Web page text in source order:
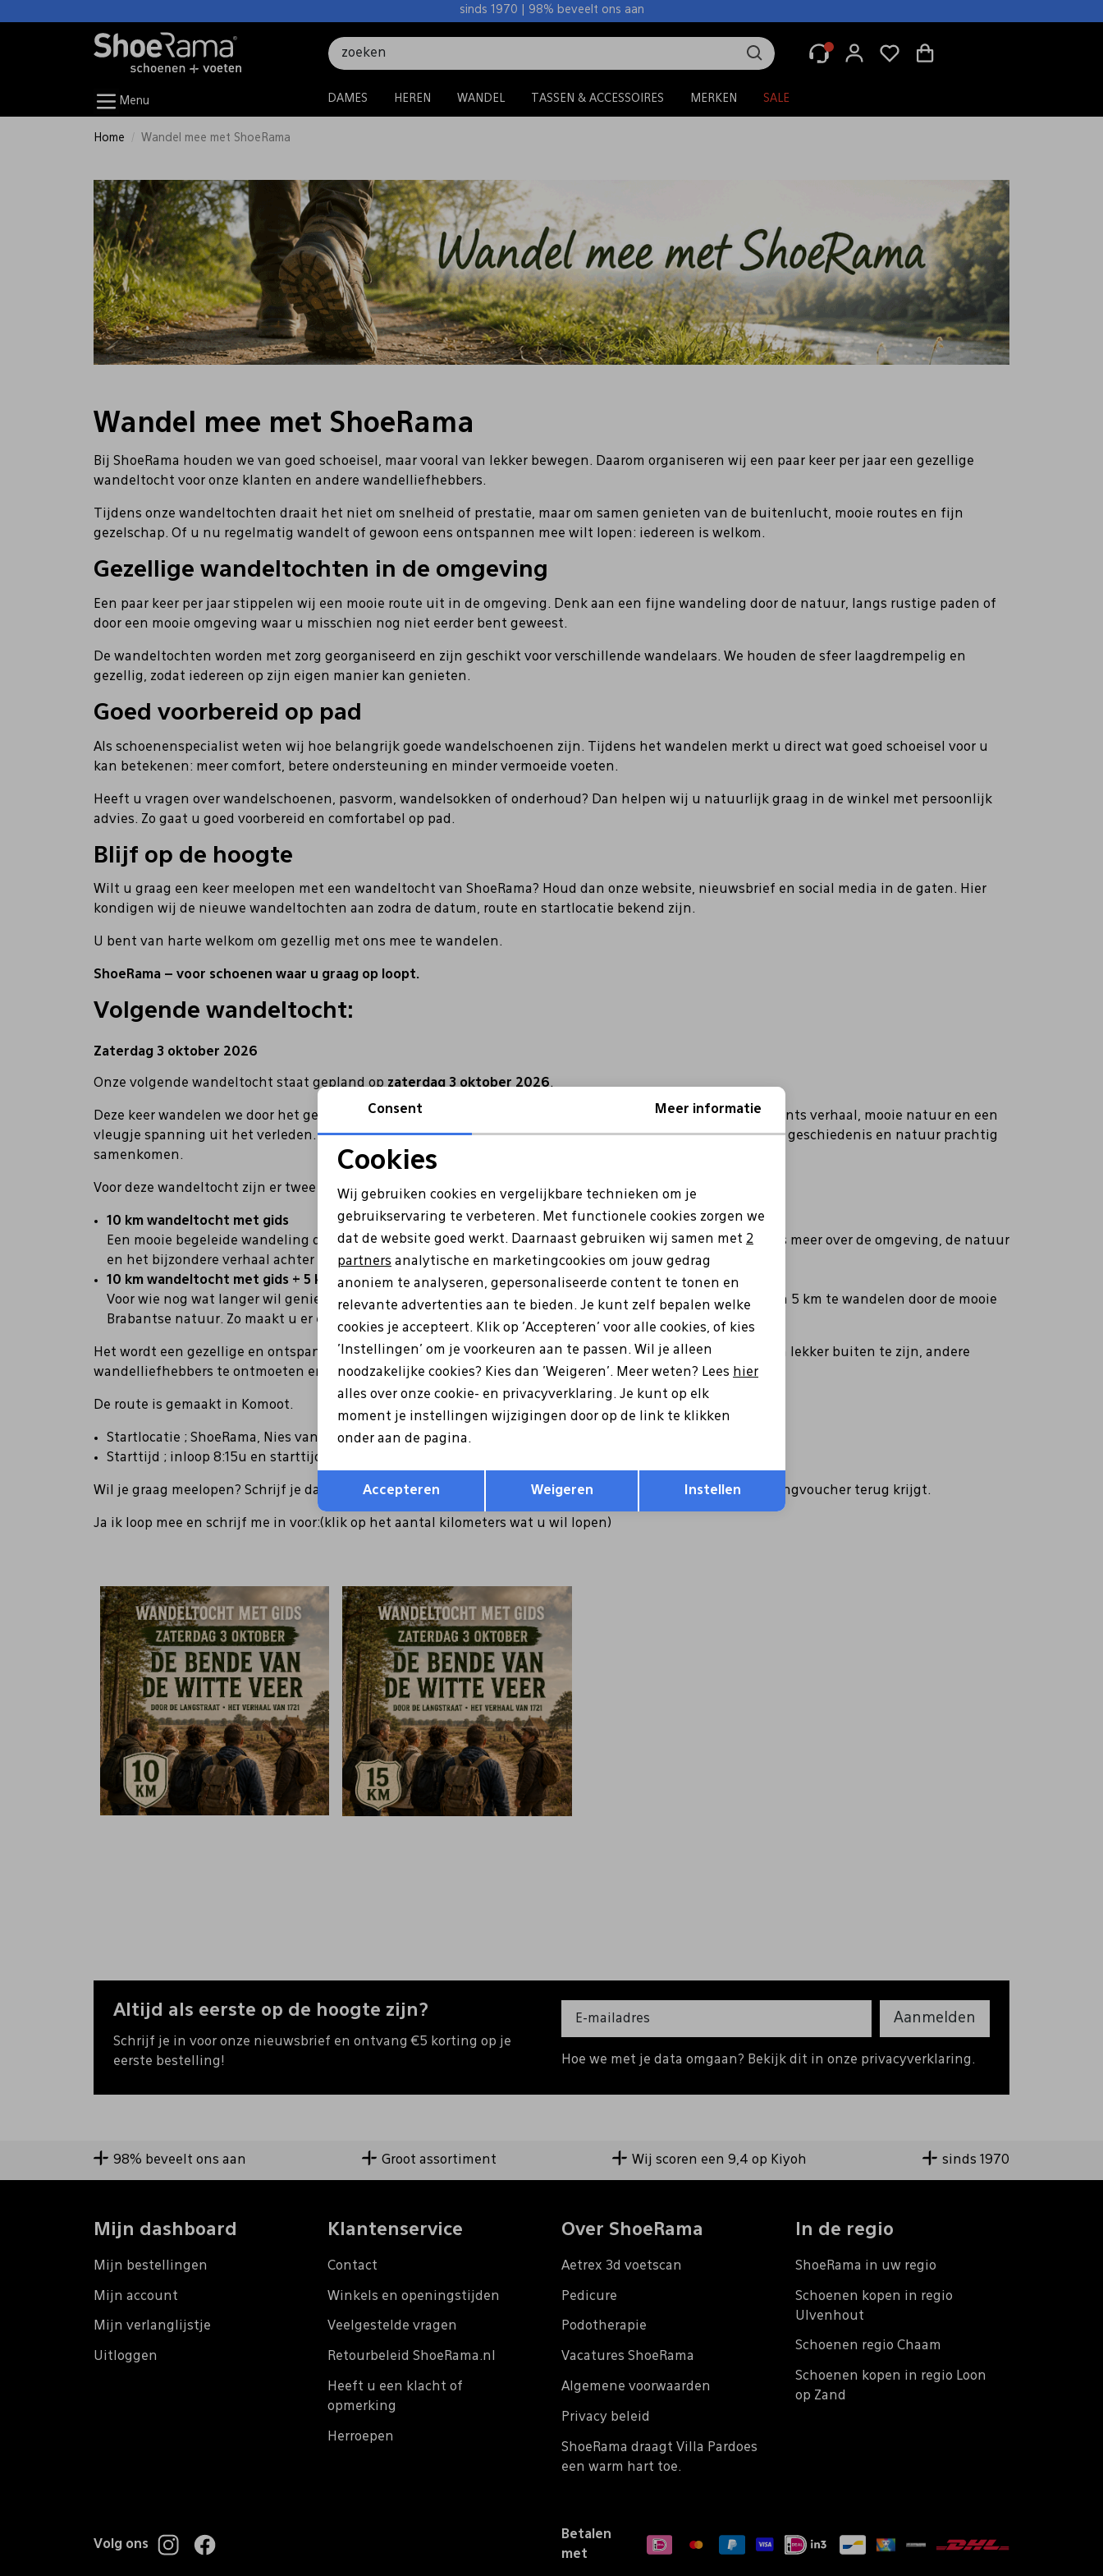
sinds 1970 | 98% beveelt ons aan
Menu DAMES HEREN WANDEL TASSEN & ACCESSOIRES MERKEN SALE
Home Wandel mee met ShoeRama
Wandel mee met ShoeRama
Bij ShoeRama houden we van goed schoeisel, maar vooral van lekker bewegen. Daarom organiseren wij een paar keer per jaar een gezellige
wandeltocht voor onze klanten en andere wandelliefhebbers.
Tijdens onze wandeltochten draait het niet om snelheid of prestatie, maar om samen genieten van de buitenlucht, mooie routes en fijn
gezelschap. Of u nu regelmatig wandelt of gewoon eens ontspannen mee wilt lopen: iedereen is welkom.
Gezellige wandeltochten in de omgeving
Een paar keer per jaar stippelen wij een mooie route uit in de omgeving. Denk aan een fijne wandeling door de natuur, langs rustige paden of
door een mooie omgeving waar u misschien nog niet eerder bent geweest.
De wandeltochten worden met zorg georganiseerd en zijn geschikt voor verschillende wandelaars. We houden de sfeer laagdrempelig en
gezellig, zodat iedereen op zijn eigen manier kan genieten.
Goed voorbereid op pad
Als schoenenspecialist weten wij hoe belangrijk goede wandelschoenen zijn. Tijdens het wandelen merkt u direct wat goed schoeisel voor u
kan betekenen: meer comfort, betere ondersteuning en minder vermoeide voeten.
Heeft u vragen over wandelschoenen, pasvorm, wandelsokken of onderhoud? Dan helpen wij u natuurlijk graag in de winkel met persoonlijk
advies. Zo gaat u goed voorbereid en comfortabel op pad.
Blijf op de hoogte
Wilt u graag een keer meelopen met een wandeltocht van ShoeRama? Houd dan onze website, nieuwsbrief en social media in de gaten. Hier
kondigen wij de nieuwe wandeltochten aan zodra de datum, route en startlocatie bekend zijn.
U bent van harte welkom om gezellig met ons mee te wandelen.
ShoeRama – voor schoenen waar u graag op loopt.
Volgende wandeltocht:
Zaterdag 3 oktober 2026
Onze volgende wandeltocht staat gepland op zaterdag 3 oktober 2026.
Deze keer wandelen we door het gebied vanDe Bende van de Witte Veer
. Een route met een bijzonder Brabants verhaal, mooie natuur en een
vleugje spanning uit het verleden. Onderweg lopen we,samen met een lokale gids, door een omgeving waar geschiedenis en natuur prachtig
samenkomen.
Voor deze wandeltocht zijn er twee mogelijkheden:
10 km wandeltocht met gids
Een mooie begeleide wandeling door het gebied van De Bende van de Witte Veer. Onderweg vertelt de gids meer over de omgeving, de natuur
en het bijzondere verhaal achter deze route.
10 km wandeltocht met gids + 5 km extra lus
Voor wie nog wat langer wil genieten, is er de mogelijkheid om na de begeleide tocht nog een extra lus van 5 km te wandelen door de mooie
Brabantse natuur. Zo maakt u er een wandeling van ongeveer 15 km van.
Het wordt een gezellige en ontspannen wandeling waarbij genieten vooropstaat. Een mooie gelegenheid om lekker buiten te zijn, andere
wandelliefhebbers te ontmoeten en natuurlijk te ervaren hoe fijn goede wandelschoenen lopen.
De route is gemaakt in Komoot.
Startlocatie ; ShoeRama, Nies van der Schansstraat 5, Sprang-Capelle
Starttijd ; inloop 8:15u en starttijd wandeling 8:30u
Wil je graag meelopen? Schrijf je dan via onderstaande link in. Inschrijfgeld bedraagt € 5 p.p. wat je als kortingvoucher terug krijgt.
Ja ik loop mee en schrijf me in voor:(klik op het aantal kilometers wat u wil lopen)
Altijd als eerste op de hoogte zijn?
Schrijf je in voor onze nieuwsbrief en ontvang €5 korting op je
eerste bestelling!
Aanmelden
Hoe we met je data omgaan? Bekijk dit in onze privacyverklaring.
98% beveelt ons aan Groot assortiment Wij scoren een 9,4 op Kiyoh sinds 1970
Mijn dashboard
Mijn bestellingen
Mijn account
Mijn verlanglijstje
Uitloggen
Klantenservice
Contact
Winkels en openingstijden
Veelgestelde vragen
Retourbeleid ShoeRama.nl
Heeft u een klacht of
opmerking
Herroepen
Over ShoeRama
Aetrex 3d voetscan
Pedicure
Podotherapie
Vacatures ShoeRama
Algemene voorwaarden
Privacy beleid
ShoeRama draagt Villa Pardoes
een warm hart toe.
In de regio
ShoeRama in uw regio
Schoenen kopen in regio
Ulvenhout
Schoenen regio Chaam
Schoenen kopen in regio Loon
op Zand
Volg ons
Betalen
met
Analytische cookies Marketing cookies
Opslaan
Consent Meer informatie
Cookies
Wij gebruiken cookies en vergelijkbare technieken om je
gebruikservaring te verbeteren. Met functionele cookies zorgen we
dat de website goed werkt. Daarnaast gebruiken wij samen met 2
partners analytische en marketingcookies om jouw gedrag
anoniem te analyseren, gepersonaliseerde content te tonen en
relevante advertenties aan te bieden. Je kunt zelf bepalen welke
cookies je accepteert. Klik op 'Accepteren' voor alle cookies, of kies
'Instellingen' om je voorkeuren aan te passen. Wil je alleen
noodzakelijke cookies? Kies dan 'Weigeren'. Meer weten? Lees hier
alles over onze cookie- en privacyverklaring. Je kunt op elk
moment je instellingen wijzigingen door op de link te klikken
onder aan de pagina.
Accepteren Weigeren Instellen